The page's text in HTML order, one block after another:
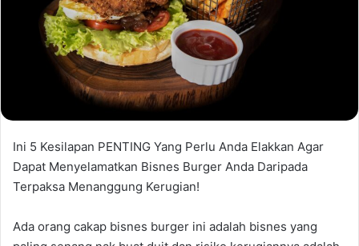
Ini 5 Kesilapan PENTING Yang Perlu Anda Elakkan Agar
Dapat Menyelamatkan Bisnes Burger Anda Daripada
Terpaksa Menanggung Kerugian!
Ada orang cakap bisnes burger ini adalah bisnes yang